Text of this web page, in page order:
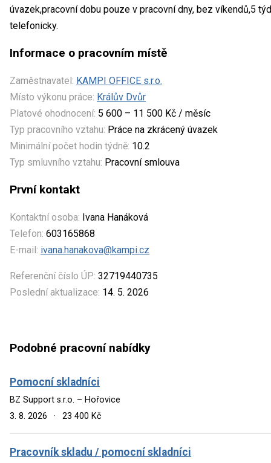
úvazek,pracovní dobu pouze v pracovní dny, bez víkendů,5
telefonicky.
Informace o pracovním místě
Zaměstnavatel: KAMPI OFFICE s.r.o.
Místo výkonu práce: Králův Dvůr
Platové ohodnocení: 5 600 – 11 500 Kč / měsíc
Typ pracovního vztahu: Práce na zkrácený úvazek
Minimální počet hodin týdně: 10.2
Typ smluvního vztahu: Pracovní smlouva
První kontakt
Kontaktní osoba: Ivana Hanáková
Telefon: 603165868
E-mail: ivana.hanakova@kampi.cz
Referenční číslo ÚP: 32719440735
Poslední aktualizace: 14. 5. 2026
Podobné pracovní nabídky
Pomocní skladníci
BZ Support s.r.o. – Hořovice
3. 8. 2026
· 23 400 Kč
Pracovník skladu / pomocní skladníci